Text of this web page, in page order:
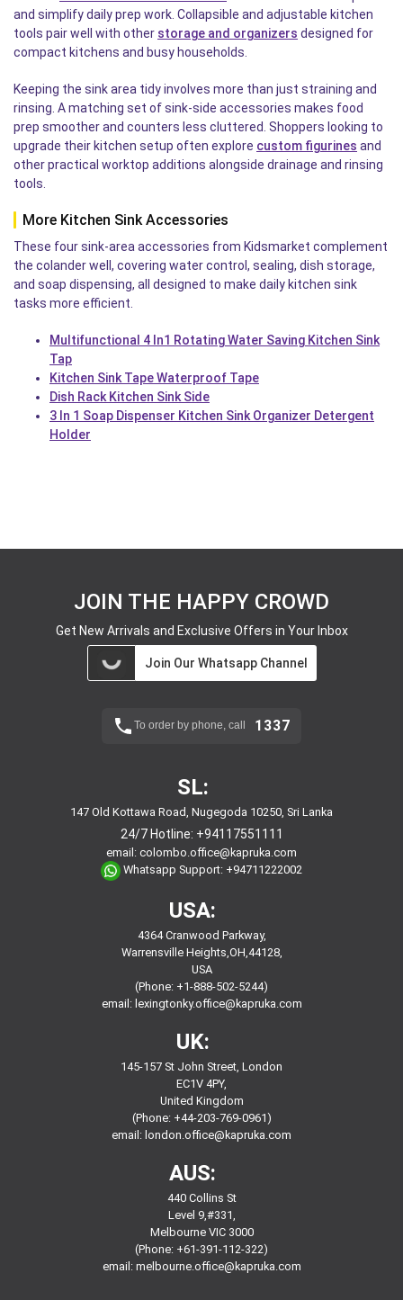
and simplify daily prep work. Collapsible and adjustable kitchen
tools pair well with other storage and organizers designed for
compact kitchens and busy households.
Keeping the sink area tidy involves more than just straining and
rinsing. A matching set of sink-side accessories makes food
prep smoother and counters less cluttered. Shoppers looking to
upgrade their kitchen setup often explore custom figurines and
other practical worktop additions alongside drainage and rinsing
tools.
More Kitchen Sink Accessories
These four sink-area accessories from Kidsmarket complement
the colander well, covering water control, sealing, dish storage,
and soap dispensing, all designed to make daily kitchen sink
tasks more efficient.
Multifunctional 4 In1 Rotating Water Saving Kitchen Sink
Tap
Kitchen Sink Tape Waterproof Tape
Dish Rack Kitchen Sink Side
3 In 1 Soap Dispenser Kitchen Sink Organizer Detergent
Holder
JOIN THE HAPPY CROWD
Get New Arrivals and Exclusive Offers in Your Inbox
Join Our Whatsapp Channel
To order by phone, call 1337
SL:
147 Old Kottawa Road, Nugegoda 10250, Sri Lanka
24/7 Hotline: +94117551111
email: colombo.office@kapruka.com
Whatsapp Support: +94711222002
USA:
4364 Cranwood Parkway,
Warrensville Heights,OH,44128,
USA
(Phone: +1-888-502-5244)
email: lexingtonky.office@kapruka.com
UK:
145-157 St John Street, London
EC1V 4PY,
United Kingdom
(Phone: +44-203-769-0961)
email: london.office@kapruka.com
AUS:
440 Collins St
Level 9,#331,
Melbourne VIC 3000
(Phone: +61-391-112-322)
email: melbourne.office@kapruka.com